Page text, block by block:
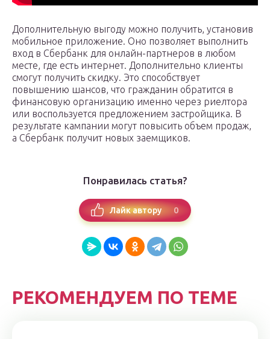
Дополнительную выгоду можно получить, установив
мобильное приложение. Оно позволяет выполнить
вход в Сбербанк для онлайн-партнеров в любом
месте, где есть интернет. Дополнительно клиенты
смогут получить скидку. Это способствует
повышению шансов, что гражданин обратится в
финансовую организацию именно через риелтора
или воспользуется предложением застройщика. В
результате кампании могут повысить объем продаж,
а Сбербанк получит новых заемщиков.
Понравилась статья?
Лайк автору 0
РЕКОМЕНДУЕМ ПО ТЕМЕ